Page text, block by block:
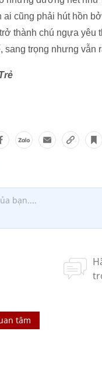
ai cũng phải hút hồn
thành chú ngựa yêu
sang trọng nhưng vẫn
tâm